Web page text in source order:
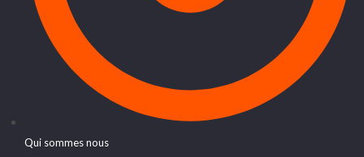
Qui sommes nous